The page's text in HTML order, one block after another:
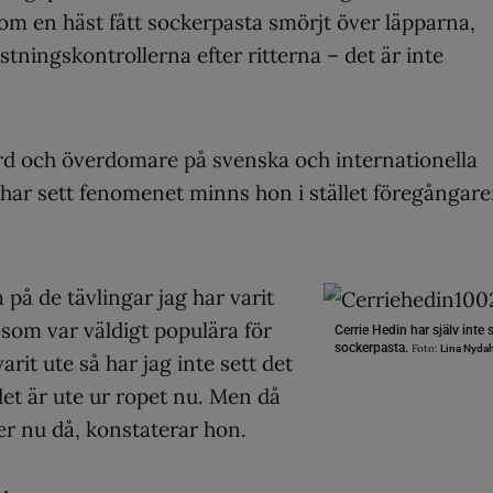
en häst fått sockerpasta smörjt över läpparna,
efter ritterna – det är inte
och överdomare på svenska och internationella
sett fenomenet minns hon i stället
Cerrie Hedin har själv inte
sockerpasta. Foto: Lina Nydahl
på de tävlingar jag har varit
var väldigt populära för
ute så har jag inte sett det
är ute ur ropet nu. Men då
nu då, konstaterar hon.